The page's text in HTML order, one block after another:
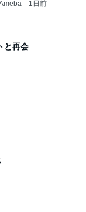
1日前
と再会